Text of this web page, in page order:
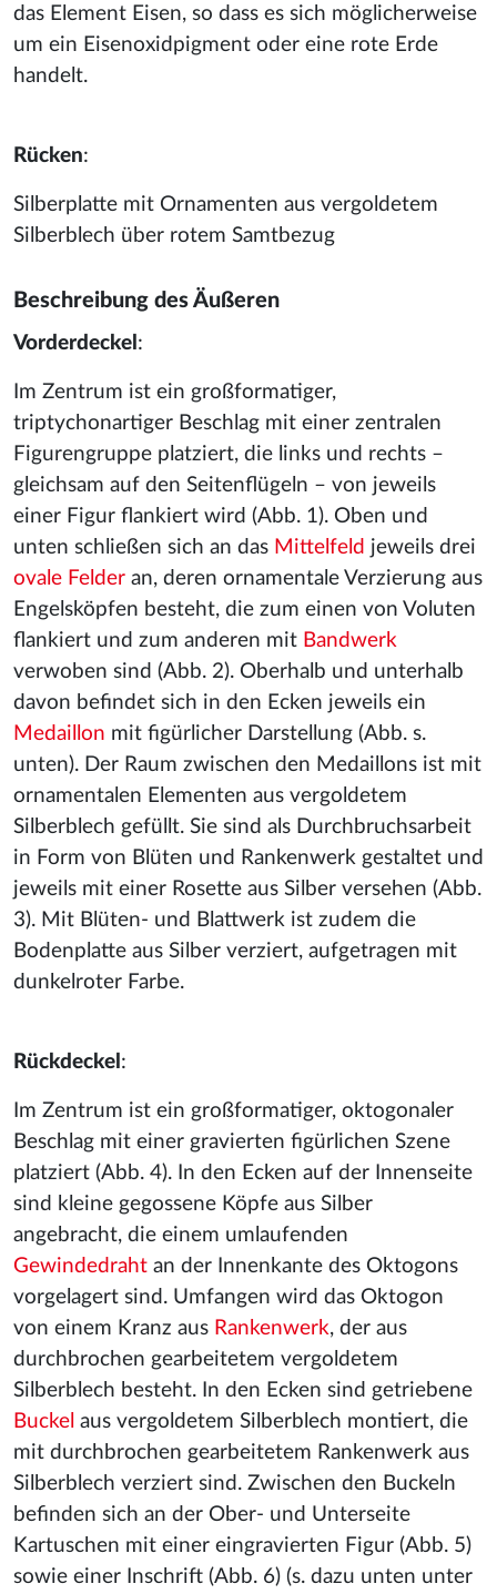
das Element Eisen, so dass es sich möglicherweise
um ein Eisenoxidpigment oder eine rote Erde
handelt.
Rücken:
Silberplatte mit Ornamenten aus vergoldetem
Silberblech über rotem Samtbezug
Beschreibung des Äußeren
Vorderdeckel :
Im Zentrum ist ein großformatiger,
triptychonartiger Beschlag mit einer zentralen
Figurengruppe platziert, die links und rechts –
gleichsam auf den Seitenflügeln – von jeweils
einer Figur flankiert wird (Abb. 1). Oben und
unten schließen sich an das Mittelfeld jeweils drei
ovale Felder an, deren ornamentale Verzierung aus
Engelsköpfen besteht, die zum einen von Voluten
flankiert und zum anderen mit Bandwerk
verwoben sind (Abb. 2). Oberhalb und unterhalb
davon befindet sich in den Ecken jeweils ein
Medaillon mit figürlicher Darstellung (Abb. s.
unten). Der Raum zwischen den Medaillons ist mit
ornamentalen Elementen aus vergoldetem
Silberblech gefüllt. Sie sind als Durchbruchsarbeit
in Form von Blüten und Rankenwerk gestaltet und
jeweils mit einer Rosette aus Silber versehen (Abb.
3). Mit Blüten- und Blattwerk ist zudem die
Bodenplatte aus Silber verziert, aufgetragen mit
dunkelroter Farbe.
Rückdeckel :
Im Zentrum ist ein großformatiger, oktogonaler
Beschlag mit einer gravierten figürlichen Szene
platziert (Abb. 4). In den Ecken auf der Innenseite
sind kleine gegossene Köpfe aus Silber
angebracht, die einem umlaufenden
Gewindedraht an der Innenkante des Oktogons
vorgelagert sind. Umfangen wird das Oktogon
von einem Kranz aus Rankenwerk, der aus
durchbrochen gearbeitetem vergoldetem
Silberblech besteht. In den Ecken sind getriebene
Buckel aus vergoldetem Silberblech montiert, die
mit durchbrochen gearbeitetem Rankenwerk aus
Silberblech verziert sind. Zwischen den Buckeln
befinden sich an der Ober- und Unterseite
Kartuschen mit einer eingravierten Figur (Abb. 5)
sowie einer Inschrift (Abb. 6) (s. dazu unten unter